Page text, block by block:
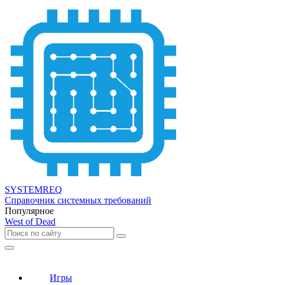
SYSTEMREQ
Справочник системных требований
Популярное
West of Dead
Игры